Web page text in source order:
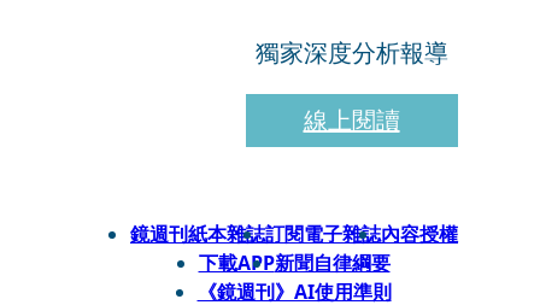
獨家深度分析報導
線上閱讀
鏡週刊紙本雜誌訂閱電子雜誌內容授權
下載APP新聞自律綱要
《鏡週刊》AI使用準則